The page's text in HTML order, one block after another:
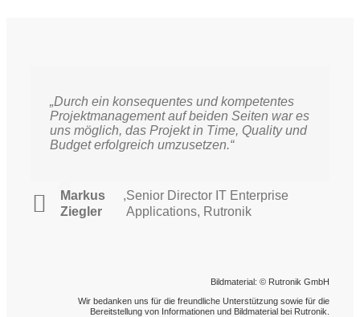
„Durch ein konsequentes und kompetentes
Projektmanagement auf beiden Seiten war es
uns möglich, das Projekt in Time, Quality und
Budget erfolgreich umzusetzen.“
Markus
Ziegler
,Senior Director IT Enterprise
Applications, Rutronik
Bildmaterial: © Rutronik GmbH
Wir bedanken uns für die freundliche Unterstützung sowie für die
Bereitstellung von Informationen und Bildmaterial bei Rutronik.